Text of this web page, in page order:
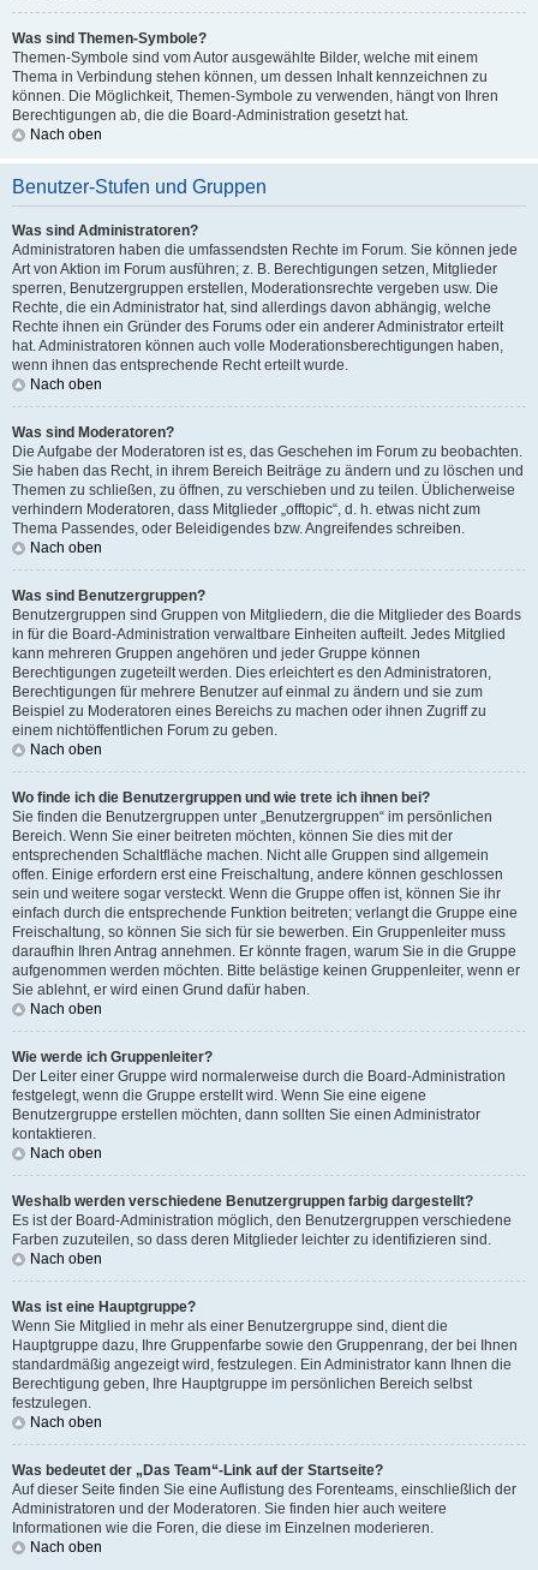
Was sind Themen-Symbole?
Themen-Symbole sind vom Autor ausgewählte Bilder, welche mit einem
Thema in Verbindung stehen können, um dessen Inhalt kennzeichnen zu
können. Die Möglichkeit, Themen-Symbole zu verwenden, hängt von Ihren
Berechtigungen ab, die die Board-Administration gesetzt hat.
Nach oben
Benutzer-Stufen und Gruppen
Was sind Administratoren?
Administratoren haben die umfassendsten Rechte im Forum. Sie können jede
Art von Aktion im Forum ausführen; z. B. Berechtigungen setzen, Mitglieder
sperren, Benutzergruppen erstellen, Moderationsrechte vergeben usw. Die
Rechte, die ein Administrator hat, sind allerdings davon abhängig, welche
Rechte ihnen ein Gründer des Forums oder ein anderer Administrator erteilt
hat. Administratoren können auch volle Moderationsberechtigungen haben,
wenn ihnen das entsprechende Recht erteilt wurde.
Nach oben
Was sind Moderatoren?
Die Aufgabe der Moderatoren ist es, das Geschehen im Forum zu beobachten.
Sie haben das Recht, in ihrem Bereich Beiträge zu ändern und zu löschen und
Themen zu schließen, zu öffnen, zu verschieben und zu teilen. Üblicherweise
verhindern Moderatoren, dass Mitglieder „offtopic“, d. h. etwas nicht zum
Thema Passendes, oder Beleidigendes bzw. Angreifendes schreiben.
Nach oben
Was sind Benutzergruppen?
Benutzergruppen sind Gruppen von Mitgliedern, die die Mitglieder des Boards
in für die Board-Administration verwaltbare Einheiten aufteilt. Jedes Mitglied
kann mehreren Gruppen angehören und jeder Gruppe können
Berechtigungen zugeteilt werden. Dies erleichtert es den Administratoren,
Berechtigungen für mehrere Benutzer auf einmal zu ändern und sie zum
Beispiel zu Moderatoren eines Bereichs zu machen oder ihnen Zugriff zu
einem nichtöffentlichen Forum zu geben.
Nach oben
Wo finde ich die Benutzergruppen und wie trete ich ihnen bei?
Sie finden die Benutzergruppen unter „Benutzergruppen“ im persönlichen
Bereich. Wenn Sie einer beitreten möchten, können Sie dies mit der
entsprechenden Schaltfläche machen. Nicht alle Gruppen sind allgemein
offen. Einige erfordern erst eine Freischaltung, andere können geschlossen
sein und weitere sogar versteckt. Wenn die Gruppe offen ist, können Sie ihr
einfach durch die entsprechende Funktion beitreten; verlangt die Gruppe eine
Freischaltung, so können Sie sich für sie bewerben. Ein Gruppenleiter muss
daraufhin Ihren Antrag annehmen. Er könnte fragen, warum Sie in die Gruppe
aufgenommen werden möchten. Bitte belästige keinen Gruppenleiter, wenn er
Sie ablehnt, er wird einen Grund dafür haben.
Nach oben
Wie werde ich Gruppenleiter?
Der Leiter einer Gruppe wird normalerweise durch die Board-Administration
festgelegt, wenn die Gruppe erstellt wird. Wenn Sie eine eigene
Benutzergruppe erstellen möchten, dann sollten Sie einen Administrator
kontaktieren.
Nach oben
Weshalb werden verschiedene Benutzergruppen farbig dargestellt?
Es ist der Board-Administration möglich, den Benutzergruppen verschiedene
Farben zuzuteilen, so dass deren Mitglieder leichter zu identifizieren sind.
Nach oben
Was ist eine Hauptgruppe?
Wenn Sie Mitglied in mehr als einer Benutzergruppe sind, dient die
Hauptgruppe dazu, Ihre Gruppenfarbe sowie den Gruppenrang, der bei Ihnen
standardmäßig angezeigt wird, festzulegen. Ein Administrator kann Ihnen die
Berechtigung geben, Ihre Hauptgruppe im persönlichen Bereich selbst
festzulegen.
Nach oben
Was bedeutet der „Das Team“-Link auf der Startseite?
Auf dieser Seite finden Sie eine Auflistung des Forenteams, einschließlich der
Administratoren und der Moderatoren. Sie finden hier auch weitere
Informationen wie die Foren, die diese im Einzelnen moderieren.
Nach oben